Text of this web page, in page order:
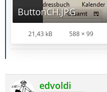
ButtonCH.JPG
21,43 kB 588 × 99
edvoldi